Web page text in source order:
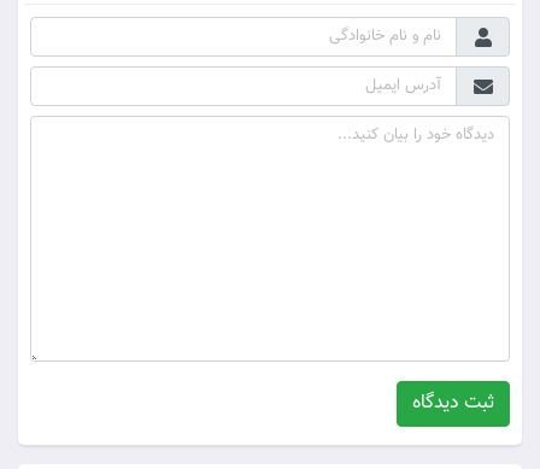
ثبت دیدگاه